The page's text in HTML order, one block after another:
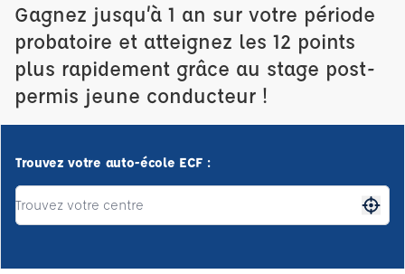
Gagnez jusqu’à 1 an sur votre période
probatoire et atteignez les 12 points
plus rapidement grâce au stage post-
permis jeune conducteur !
Trouvez votre auto-école ECF :
Me